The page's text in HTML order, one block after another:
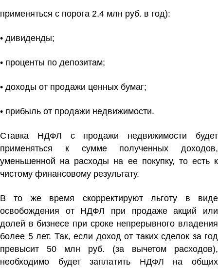
применяться с порога 2,4 млн руб. в год):
• дивиденды;
• проценты по депозитам;
• доходы от продажи ценных бумаг;
• прибыль от продажи недвижимости.
Ставка НДФЛ с продажи недвижимости будет
применяться к сумме полученных доходов,
уменьшенной на расходы на ее покупку, то есть к
чистому финансовому результату.
В то же время скорректируют льготу в виде
освобождения от НДФЛ при продаже акций или
долей в бизнесе при сроке непрерывного владения
более 5 лет. Так, если доход от таких сделок за год
превысит 50 млн руб. (за вычетом расходов),
необходимо будет заплатить НДФЛ на общих